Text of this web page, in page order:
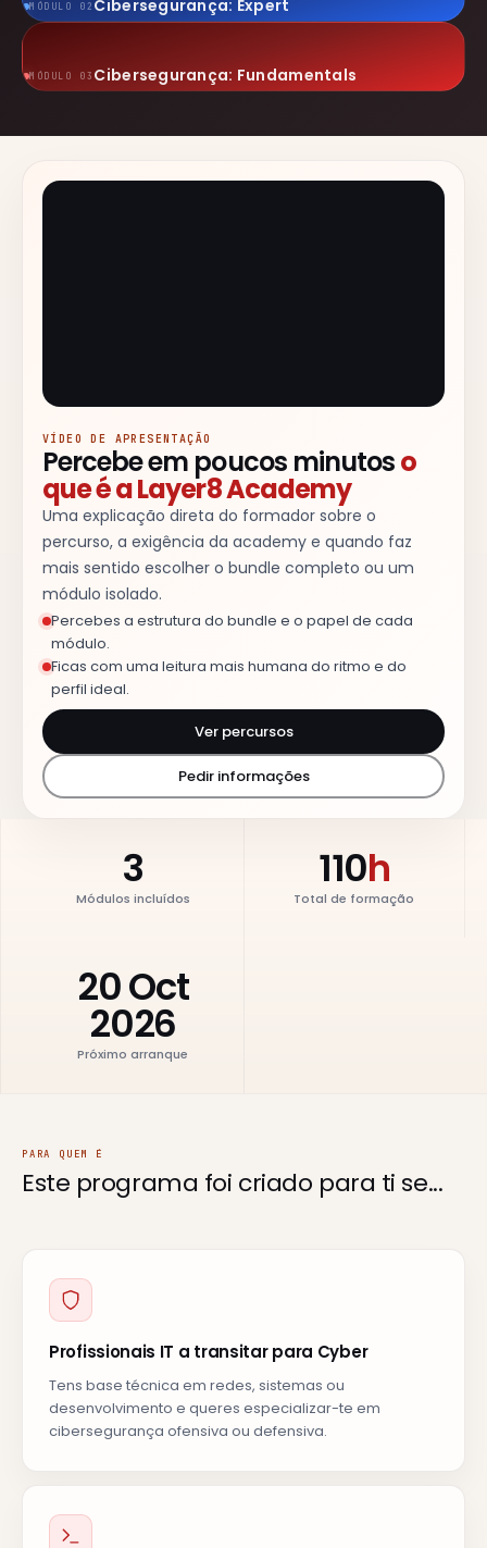
MÓDULO 02 Cibersegurança: Expert
MÓDULO 03 Cibersegurança: Fundamentals
VÍDEO DE APRESENTAÇÃO
Percebe em poucos minutoso
que é a Layer8 Academy
Uma explicação direta do formador sobre o
percurso, a exigência da academy e quando faz
mais sentido escolher o bundle completo ou um
módulo isolado.
Percebes a estrutura do bundle e o papel de cada
módulo.
Ficas com uma leitura mais humana do ritmo e do
perfil ideal.
Ver percursos
Pedir informações
3
Módulos incluídos
110h
Total de formação
20 Oct
2026
Próximo arranque
PARA QUEM É
Este programa foi criado para ti se...
Profissionais IT a transitar para Cyber
Tens base técnica em redes, sistemas ou
desenvolvimento e queres especializar-te em
cibersegurança ofensiva ou defensiva.